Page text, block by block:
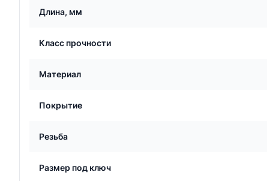
Длина, мм
Класс прочности
Материал
Покрытие
Резьба
Размер под ключ